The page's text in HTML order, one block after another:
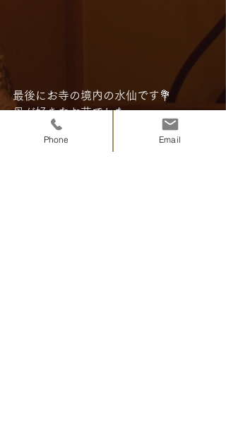
最後にお寺の境内の水仙です💐
母が好きなお花でした。
今年も元気に咲いてくれました🌼
Phone Email